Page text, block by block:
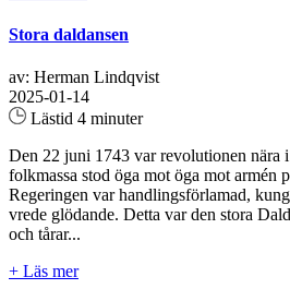
Stora daldansen
av: Herman Lindqvist
2025-01-14
Lästid 4 minuter
Den 22 juni 1743 var revolutionen nära
folkmassa stod öga mot öga mot armén
Regeringen var handlingsförlamad,
vrede glödande. Detta var den stora
och tårar...
+ Läs mer